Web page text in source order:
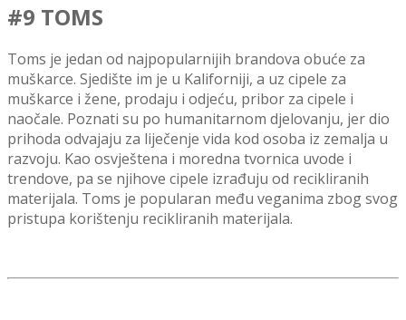
#9 TOMS
Toms je jedan od najpopularnijih brandova obuće za
muškarce. Sjedište im je u Kaliforniji, a uz cipele za
muškarce i žene, prodaju i odjeću, pribor za cipele i
naočale. Poznati su po humanitarnom djelovanju, jer dio
prihoda odvajaju za liječenje vida kod osoba iz zemalja u
razvoju. Kao osvještena i moredna tvornica uvode i
trendove, pa se njihove cipele izrađuju od recikliranih
materijala. Toms je popularan među veganima zbog svog
pristupa korištenju recikliranih materijala.